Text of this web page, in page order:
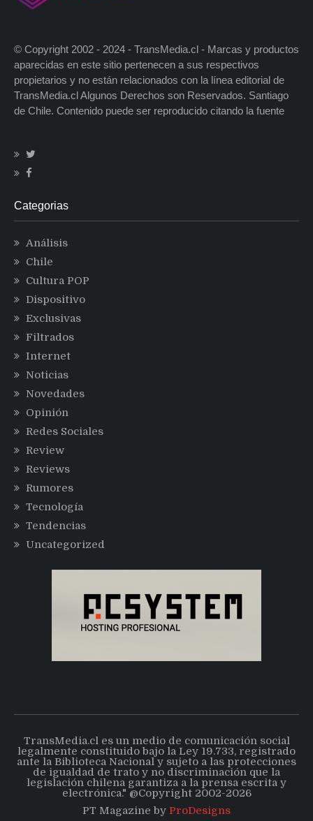
© Copyright 2002 - 2024 - TransMedia.cl - Marcas y productos
aparecidas en este sitio pertenecen a sus respectivos
propietarios y no están relacionados con la línea editorial de
TransMedia.cl Algunos Derechos son Reservados. Santiago
de Chile. Contenido puede ser reproducido citando la fuente
Categorias
Análisis
Chile
Cultura POP
Dispositivo
Exclusivas
Filtrados
Internet
Noticias
Novedades
Opinión
Redes Sociales
Review
Reviews
Rumores
Tecnología
Tendencias
Uncategorized
TransMedia.cl es un medio de comunicación social
legalmente constituido bajo la Ley 19.733, registrado
ante la Biblioteca Nacional y sujeto a las protecciones
de igualdad de trato y no discriminación que la
legislación chilena garantiza a la prensa escrita y
electrónica." @Copyright 2002-2026
PT Magazine by ProDesigns